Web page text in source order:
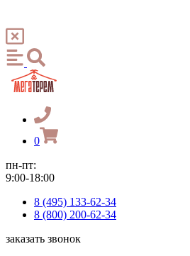
0
пн-пт:
9:00-18:00
8 (495) 133-62-34
8 (800) 200-62-34
заказать звонок